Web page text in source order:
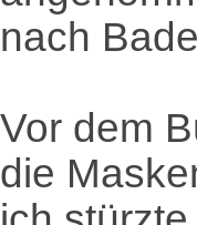
nach
Vor dem
die